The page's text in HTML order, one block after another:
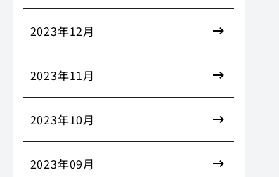
2023年12月
2023年11月
2023年10月
2023年09月